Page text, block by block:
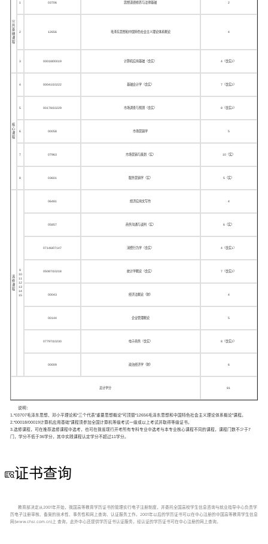
公
共
基
础
课
程
1 03706 思想道德修养与法律基础 2
2 12656 毛泽东思想和中国特色社会主义理论体系概论 4
3 00018/00019 计算机应用基础（含实） 4（含实2）
核
心
课
程
4 00041/10222 基础会计学（含实） 7（含实2）
5 00178/10229 市场调查与预测（含实） 8（含实2）
6 00058 市场营销学 5
7 07963 市场营销与策划（实） 10（实）
8 03601 服务营销学（实） 5（实）
选
修
课
程
9
10
11
12
13
14
15
06481 经济应用文写作 4
05857 商务沟通与谈判（实） 6（实）
07146/07147 消费行为学（含实） 4（含实1）
05087/10218 统计学概论（含实） 7（含实2）
00043 经济法概论（财） 4
00144 企业管理概论 5
07797/10230 电子商务（含实） 8（含实2）
00009 政治经济学（财） 6
总计学分 81
说明：
1.“03707毛泽东思想、邓小平理论和“三个代表”重要思想概论”可顶替“12656毛泽东思想和中国特色社会主义理论体系概论”课程。
2.“00018/00019计算机应用基础”课程须参加全国计算机等级考试一级或以上考试并取得等级证书。
3.选修课程，可在推荐选修课程中选考，也可在我省现行开考所有专科专业中选考与本专业核心课程不同的课程，课程门数不少于7
门，学分不低于36学分，其中实践课程认定学分不超过11学分。
证书查询
教育部决定从2001年开始，我国高等教育学历证书的管理实行电子注册制度，并委托全国高校学生信息咨询与就业指导中心负责学
历电子注册审核、备案的技术性、事务性和网上查询、认证服务工作。2001年以后的学历证书可以在中心注册的中国高等教育学生信息
网(www.chsi.com.cn)上 查询，此外中心还提供学历证书认证服务，经认证的学历证书可在中心注册的网上查询。